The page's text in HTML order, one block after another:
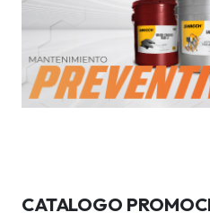
CATALOGO